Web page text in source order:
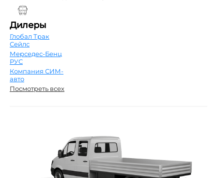
Дилеры
Глобал Трак
Сейлс
Мерседес-Бенц
РУС
Компания СИМ-
авто
Посмотреть всех